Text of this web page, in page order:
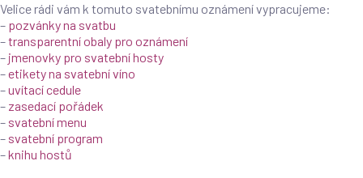
Velice rádi vám k tomuto svatebnímu oznámení vypracujeme:
– pozvánky na svatbu
–transparentní obaly pro oznámení
– jmenovky pro svatební hosty
–etikety na svatební víno
–uvítací cedule
– zasedací pořádek
– svatební menu
– svatební program
–knihu hostů